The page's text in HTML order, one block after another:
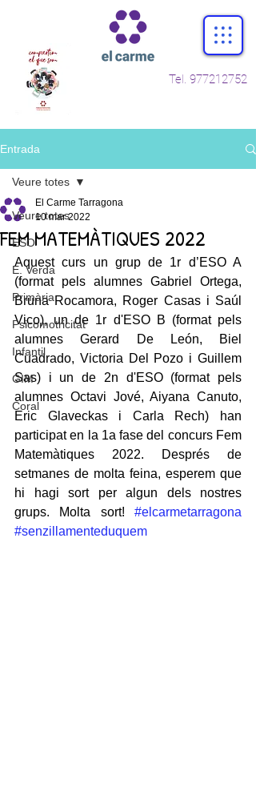
Tel. 977212752
Entrada
Veure totes
ESO
E. Verda
Primària
Psicomotricitat
Infantil
GIM
Coral
Veure totes
FEM MATEMÀTIQUES 2022
El Carme Tarragona
10 mar 2022
Aquest curs un grup de 1r d’ESO A
(format pels alumnes Gabriel Ortega,
Bruna Rocamora, Roger Casas i Saúl
Vico), un de 1r d'ESO B (format pels
alumnes Gerard De León, Biel
Cuadrado, Victoria Del Pozo i Guillem
Sas) i un de 2n d'ESO (format pels
alumnes Octavi Jové, Aiyana Canuto,
Eric Glaveckas i Carla Rech) han
participat en la 1a fase del concurs Fem
Matemàtiques 2022. Després de
setmanes de molta feina, esperem que
hi hagi sort per algun dels nostres
grups. Molta sort! #elcarmetarragona
#senzillamenteduquem